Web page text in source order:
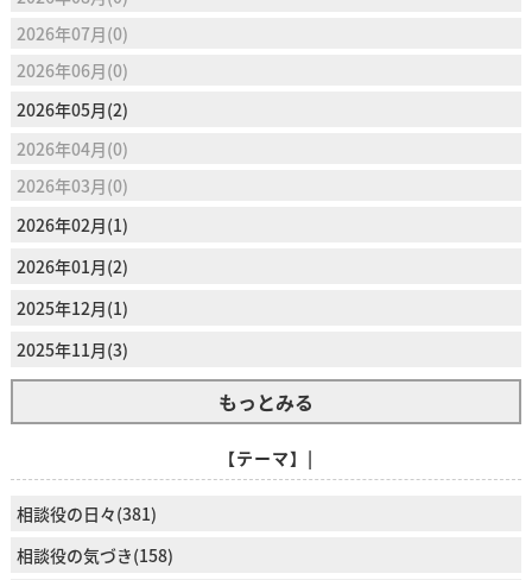
2026年07月(0)
2026年06月(0)
2026年05月(2)
2026年04月(0)
2026年03月(0)
2026年02月(1)
2026年01月(2)
2025年12月(1)
2025年11月(3)
もっとみる
【テーマ】|
相談役の日々(381)
相談役の気づき(158)